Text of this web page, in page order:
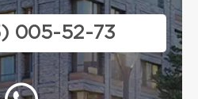
005-52-73